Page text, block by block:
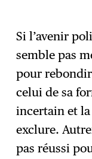
Si l’avenir
semble pas
pour
celui de sa
incertain et la
exclure.
pas réussi